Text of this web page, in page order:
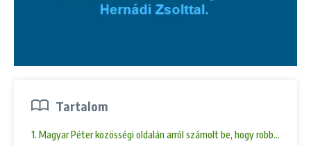
Tartalom
1. Magyar Péter közösségi oldalán arról számolt be, hogy robbanás